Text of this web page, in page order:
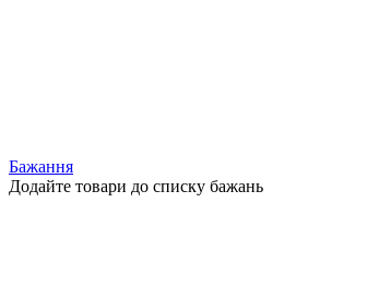
Бажання
Додайте товари до списку бажань